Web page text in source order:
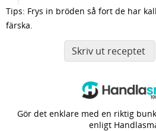
Tips: Frys in bröden så fort de har
färska.
Skriv ut receptet
Gör det enklare med en riktig
enligt